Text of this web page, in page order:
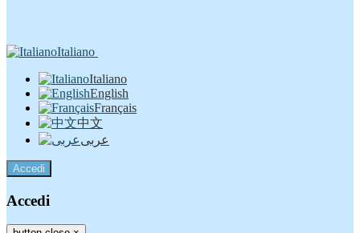
Italiano
Italiano
English
Français
中文
عربى
Accedi
Accedi